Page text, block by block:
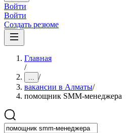
Войти
Войти
Создать резюме
Главная
/
... /
вакансии в Алматы/
помощник SMM-менеджера